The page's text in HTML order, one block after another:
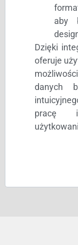
aby
Dzięki
oferuje
danych
pracę